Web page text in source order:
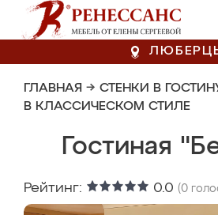
ГЛАВНАЯ → СТЕНКИ В
В КЛАССИЧЕСКОМ СТИЛЕ
Гостиная
Рейтинг: 0.0 (0